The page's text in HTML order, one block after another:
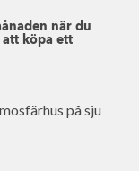
när du
köpa ett
på sju